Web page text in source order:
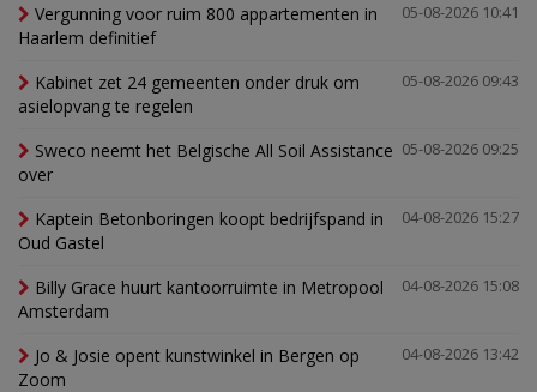
05-08-2026 10:41
Vergunning voor ruim 800 appartementen in
Haarlem definitief
05-08-2026 09:43
Kabinet zet 24 gemeenten onder druk om
asielopvang te regelen
05-08-2026 09:25
Sweco neemt het Belgische All Soil Assistance
over
04-08-2026 15:27
Kaptein Betonboringen koopt bedrijfspand in
Oud Gastel
04-08-2026 15:08
Billy Grace huurt kantoorruimte in Metropool
Amsterdam
04-08-2026 13:42
Jo & Josie opent kunstwinkel in Bergen op
Zoom